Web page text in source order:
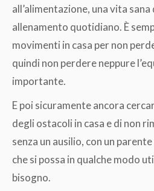
all’alimentazione, una vita
allenamento quotidiano. È
movimenti in casa per non
quindi non perdere neppure
importante.
E poi sicuramente ancora
degli ostacoli in casa e di non
senza un ausilio, con un
che si possa in qualche modo
bisogno.